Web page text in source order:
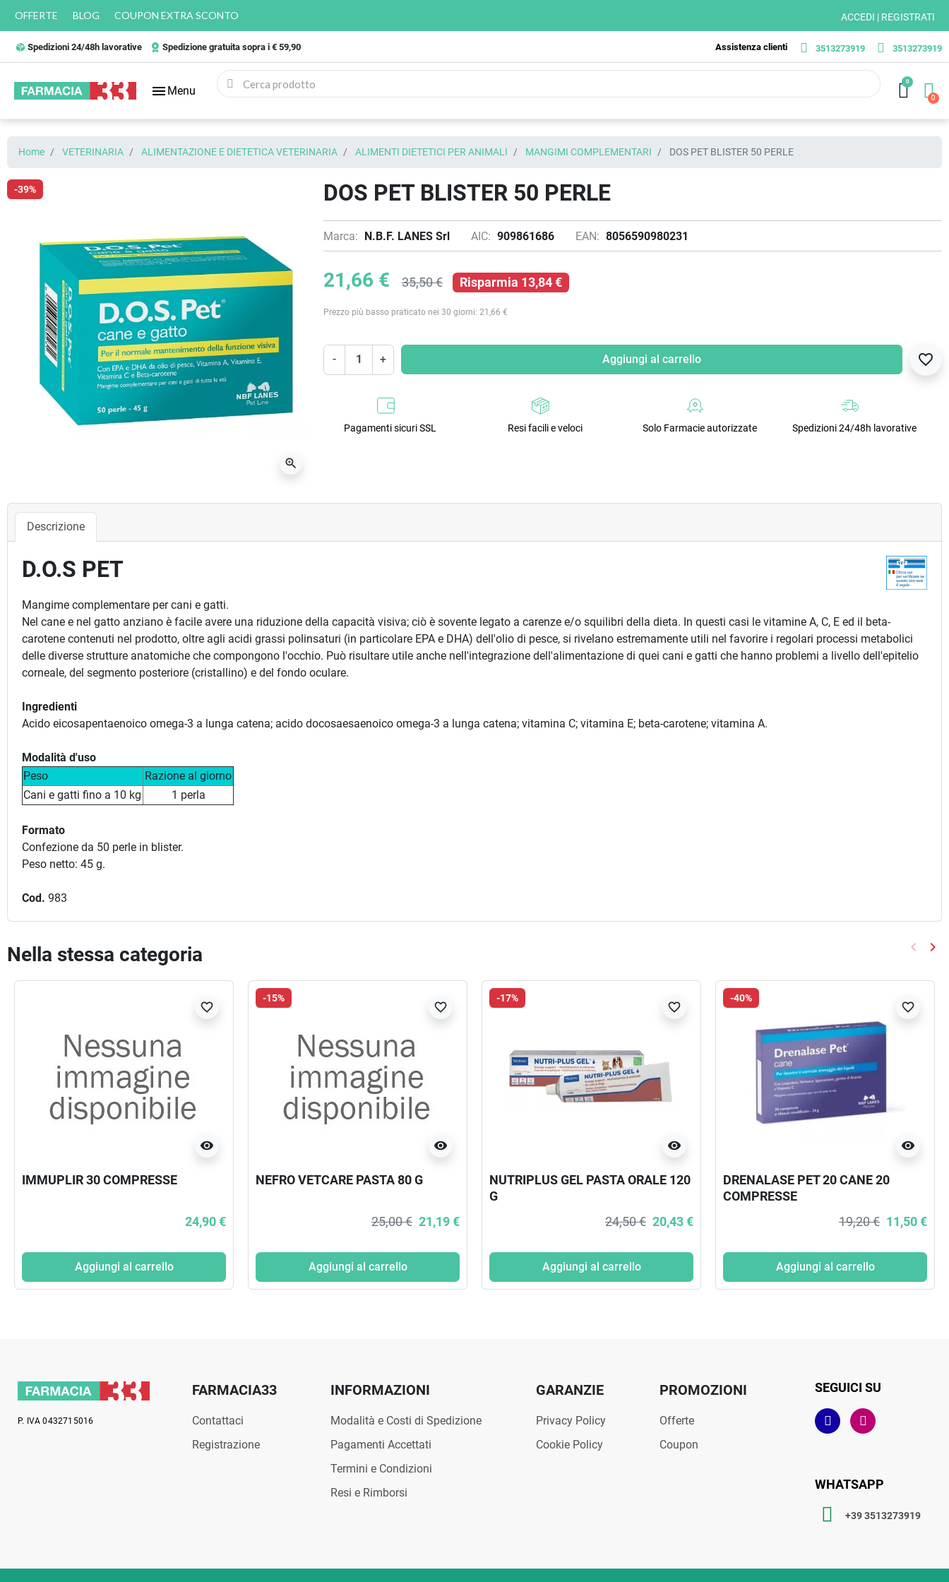
OFFERTE BLOG COUPON EXTRA SCONTO ACCEDI | REGISTRATI
Spedizioni 24/48h lavorative Spedizione gratuita sopra i € 59,90 Assistenza clienti 3513273919 3513273919
menu Menu
0
Home VETERINARIA ALIMENTAZIONE E DIETETICA VETERINARIA ALIMENTI DIETETICI PER ANIMALI MANGIMI COMPLEMENTARI DOS PET BLISTER 50 PERLE
-39%
zoom_in
DOS PET BLISTER 50 PERLE
Marca: N.B.F. LANES Srl AIC: 909861686 EAN: 8056590980231
21,66 € 35,50 € Risparmia 13,84 €
Prezzo più basso praticato nei 30 giorni: 21,66 €
- + Aggiungi al carrello favorite_border
Pagamenti sicuri SSL Resi facili e veloci Solo Farmacie autorizzate Spedizioni 24/48h lavorative
Descrizione
D.O.S PET
Mangime complementare per cani e gatti.
Nel cane e nel gatto anziano è facile avere una riduzione della capacità visiva; ciò è sovente legato a carenze e/o squilibri della dieta. In questi casi le vitamine A, C, E ed il beta-
carotene contenuti nel prodotto, oltre agli acidi grassi polinsaturi (in particolare EPA e DHA) dell'olio di pesce, si rivelano estremamente utili nel favorire i regolari processi metabolici
delle diverse strutture anatomiche che compongono l'occhio. Può risultare utile anche nell'integrazione dell'alimentazione di quei cani e gatti che hanno problemi a livello dell'epitelio
corneale, del segmento posteriore (cristallino) e del fondo oculare.
Ingredienti
Acido eicosapentaenoico omega-3 a lunga catena; acido docosaesaenoico omega-3 a lunga catena; vitamina C; vitamina E; beta-carotene; vitamina A.
Modalità d'uso
Peso
Razione al giorno
Cani e gatti fino a 10 kg
1 perla
Formato
Confezione da 50 perle in blister.
Peso netto: 45 g.
Cod. 983
Nella stessa categoria keyboard_arrow_left keyboard_arrow_right
visibility
favorite_border
IMMUPLIR 30 COMPRESSE
24,90 €
Aggiungi al carrello
-15%
visibility
favorite_border
NEFRO VETCARE PASTA 80 G
25,00 € 21,19 €
Aggiungi al carrello
-17%
visibility
favorite_border
NUTRIPLUS GEL PASTA ORALE 120
G
24,50 € 20,43 €
Aggiungi al carrello
-40%
visibility
favorite_border
DRENALASE PET 20 CANE 20
COMPRESSE
19,20 € 11,50 €
Aggiungi al carrello
P. IVA 0432715016
FARMACIA33
Contattaci
Registrazione
INFORMAZIONI
Modalità e Costi di Spedizione
Pagamenti Accettati
Termini e Condizioni
Resi e Rimborsi
GARANZIE
Privacy Policy
Cookie Policy
PROMOZIONI
Offerte
Coupon
SEGUICI SU
WHATSAPP
+39 3513273919